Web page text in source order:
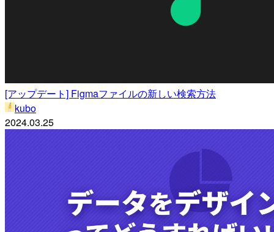
[アップデート] Figmaファイルの新しい検索方法
kubo
2024.03.25